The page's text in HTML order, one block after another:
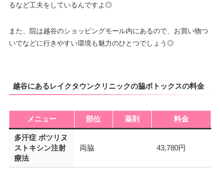
るなど工夫をしているんですよ◎
また、院は越谷のショッピングモール内にあるので、お買い物つ
いでなどに行きやすい環境も魅力のひとつでしょう◎
越谷にあるレイクタウンクリニックの脇ボトックスの料金
メニュー 部位 薬剤 料金
多汗症 ボツリヌ
ストキシン注射
療法
両脇 43,780円